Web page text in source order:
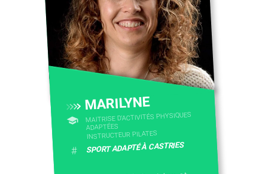
MARILYNE
MAITRISE D'ACTIVITÉS PHYSIQUES
ADAPTÉES
INSTRUCTEUR PILATES
# SPORT ADAPTÉ À CASTRIES